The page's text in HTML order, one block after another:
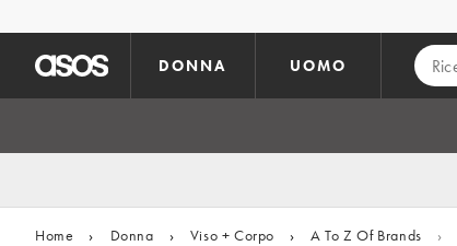
DONNA UOMO
Home › Donna › Viso + Corpo › A To Z Of Brands ›